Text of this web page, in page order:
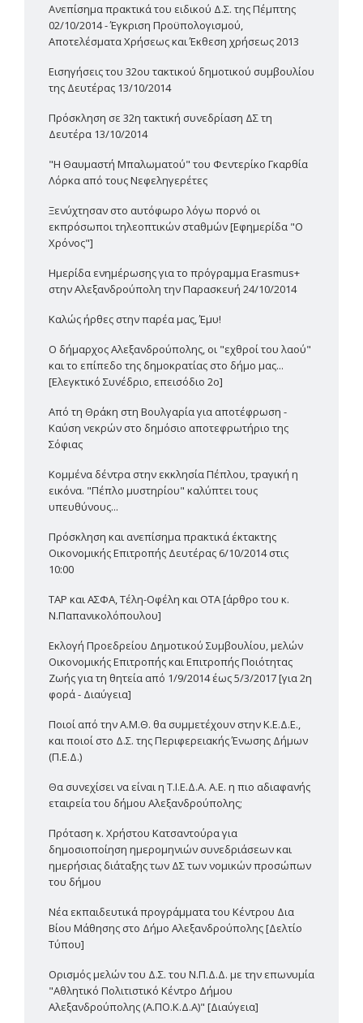
Ανεπίσημα πρακτικά του ειδικού Δ.Σ. της Πέμπτης
02/10/2014 - Έγκριση Προϋπολογισμού,
Αποτελέσματα Χρήσεως και Έκθεση χρήσεως 2013
Εισηγήσεις του 32ου τακτικού δημοτικού συμβουλίου
της Δευτέρας 13/10/2014
Πρόσκληση σε 32η τακτική συνεδρίαση ΔΣ τη
Δευτέρα 13/10/2014
"Η Θαυμαστή Μπαλωματού" του Φεντερίκο Γκαρθία
Λόρκα από τους Νεφεληγερέτες
Ξενύχτησαν στο αυτόφωρο λόγω πορνό οι
εκπρόσωποι τηλεοπτικών σταθμών [Εφημερίδα "Ο
Χρόνος"]
Ημερίδα ενημέρωσης για το πρόγραμμα Erasmus+
στην Αλεξανδρούπολη την Παρασκευή 24/10/2014
Καλώς ήρθες στην παρέα μας, Έμυ!
Ο δήμαρχος Αλεξανδρούπολης, οι "εχθροί του λαού"
και το επίπεδο της δημοκρατίας στο δήμο μας...
[Ελεγκτικό Συνέδριο, επεισόδιο 2ο]
Από τη Θράκη στη Βουλγαρία για αποτέφρωση -
Καύση νεκρών στο δημόσιο αποτεφρωτήριο της
Σόφιας
Κομμένα δέντρα στην εκκλησία Πέπλου, τραγική η
εικόνα. "Πέπλο μυστηρίου" καλύπτει τους
υπευθύνους...
Πρόσκληση και ανεπίσημα πρακτικά έκτακτης
Οικονομικής Επιτροπής Δευτέρας 6/10/2014 στις
10:00
TAP και ΑΣΦΑ, Τέλη-Οφέλη και ΟΤΑ [άρθρο του κ.
Ν.Παπανικολόπουλου]
Εκλογή Προεδρείου Δημοτικού Συμβουλίου, μελών
Οικονομικής Επιτροπής και Επιτροπής Ποιότητας
Ζωής για τη θητεία από 1/9/2014 έως 5/3/2017 [για 2η
φορά - Διαύγεια]
Ποιοί από την Α.Μ.Θ. θα συμμετέχουν στην Κ.Ε.Δ.Ε.,
και ποιοί στο Δ.Σ. της Περιφερειακής Ένωσης Δήμων
(Π.Ε.Δ.)
Θα συνεχίσει να είναι η Τ.Ι.Ε.Δ.Α. Α.Ε. η πιο αδιαφανής
εταιρεία του δήμου Αλεξανδρούπολης;
Πρόταση κ. Χρήστου Κατσαντούρα για
δημοσιοποίηση ημερομηνιών συνεδριάσεων και
ημερήσιας διάταξης των ΔΣ των νομικών προσώπων
του δήμου
Νέα εκπαιδευτικά προγράμματα του Κέντρου Δια
Βίου Μάθησης στο Δήμο Αλεξανδρούπολης [Δελτίο
Τύπου]
Ορισμός μελών του Δ.Σ. του Ν.Π.Δ.Δ. με την επωνυμία
"Αθλητικό Πολιτιστικό Κέντρο Δήμου
Αλεξανδρούπολης (Α.ΠΟ.Κ.Δ.Α)" [Διαύγεια]